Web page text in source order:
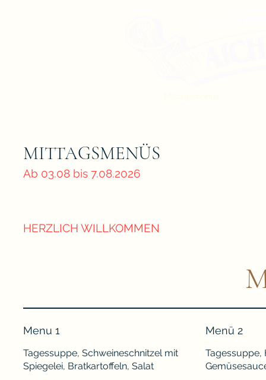
MITTAGSMENÜS
Ab 03.08 bis 7.08.2026
HERZLICH WILLKOMMEN
Menu 1
Tagessuppe, Schweineschnitzel mit
Spiegelei, Bratkartoffeln, Salat
Menü 2
Tagessuppe,